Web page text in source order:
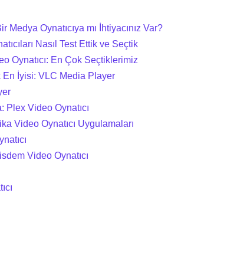
Medya Oynatıcıya mı İhtiyacınız Var?
Nasıl Test Ettik ve Seçtik
Oynatıcı: En Çok Seçtiklerimiz
En İyisi: VLC Media Player
Plex Video Oynatıcı
Video Oynatıcı Uygulamaları
Video Oynatıcı